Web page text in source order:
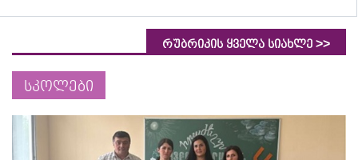
რუბრიკის ყველა სიახლე >>
სკოლები